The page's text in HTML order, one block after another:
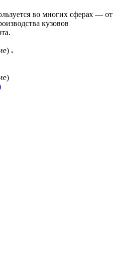
во многих сферах — от
кузовов